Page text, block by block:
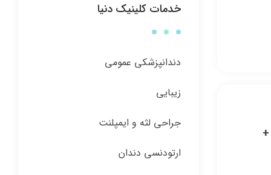
+
خدمات کلینیک دنیا
دندانپزشکی عمومی
زیبایی
جراحی لثه و ایمپلنت
ارتودنسی دندان